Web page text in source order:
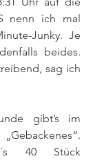
nenn ich mal
Junky. Je
beides.
sag ich
gibt’s im
40 Stück